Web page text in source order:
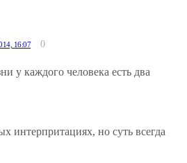
16:07 0
у каждого человека есть два
интерпритациях, но суть всегда